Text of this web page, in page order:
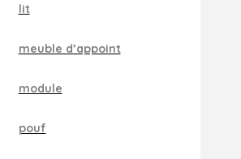
lit
meuble d’appoint
module
pouf